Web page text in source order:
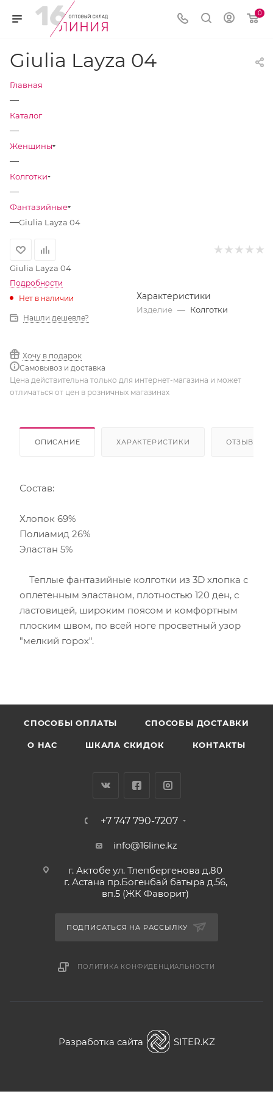
0
Giulia Layza 04
Главная
—
Каталог
—
Женщины
—
Колготки
—
Фантазийные
—Giulia Layza 04
Giulia Layza 04
Подробности
Нет в наличии
Нашли дешевле?
Хочу в подарок
Самовывоз и доставка
Характеристики
Изделие — Колготки
Цена действительна только для интернет-магазина и может
отличаться от цен в розничных магазинах
ОПИСАНИЕ ХАРАКТЕРИСТИКИ ОТЗЫВЫ
Состав:
Хлопок 69%
Полиамид 26%
Эластан 5%
Теплые фантазийные колготки из 3D хлопка с
оплетенным эластаном, плотностью 120 ден, с
ластовицей, широким поясом и комфортным
плоским швом, по всей ноге просветный узор
"мелкий горох".
CПОСОБЫ ОПЛАТЫ СПОСОБЫ ДОСТАВКИ
О НАС ШКАЛА СКИДОК КОНТАКТЫ
+7 747 790-7207
info@16line.kz
г. Актобе ул. Тлепбергенова д.80
г. Астана пр.Богенбай батыра д.56,
вп.5 (ЖК Фаворит)
ПОДПИСАТЬСЯ НА РАССЫЛКУ
ПОЛИТИКА КОНФИДЕНЦИАЛЬНОСТИ
Разработка сайта SITER.KZ